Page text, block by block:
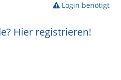
Login benötigt
Hier registrieren!